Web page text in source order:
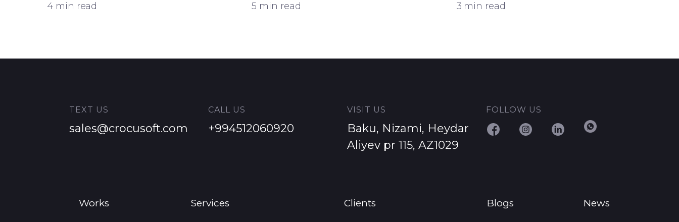
4 min read
Impression to Customer
5 min read 3 min read
TEXT US
sales@crocusoft.com
CALL US
+994512060920
VISIT US
Baku, Nizami, Heydar
Aliyev pr 115, AZ1029
FOLLOW US
Works Services Clients Blogs News